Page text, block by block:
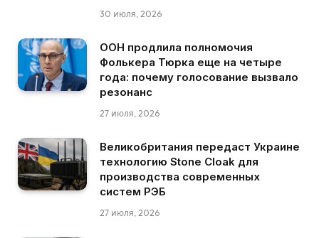
30 июля, 2026
ООН продлила полномочия
Фолькера Тюрка еще на четыре
года: почему голосование вызвало
резонанс
27 июля, 2026
Великобритания передаст Украине
технологию Stone Cloak для
производства современных
систем РЭБ
27 июля, 2026